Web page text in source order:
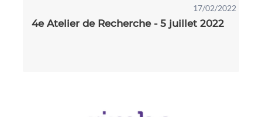
17/02/2022
4e Atelier de Recherche - 5 juillet 2022